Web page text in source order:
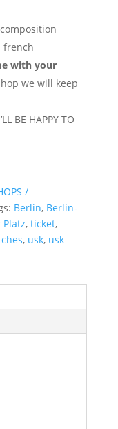
french
with your
we will keep
BE HAPPY TO
/
Berlin, Berlin-
Platz, ticket,
, usk, usk